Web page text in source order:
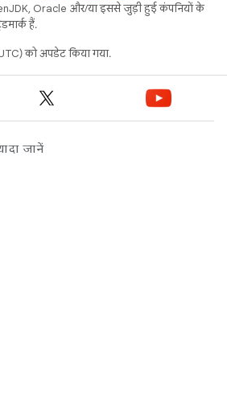
Oracle और/या इससे जुड़ी हुई कंपनियों के
हैं.
को अपडेट किया गया.
जानें